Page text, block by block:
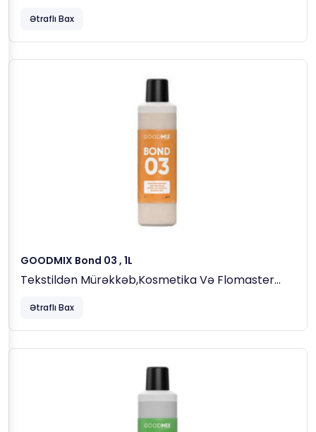
Ətraflı Bax
GOODMIX Bond 03 , 1L
Tekstildən Mürəkkəb,kosmetika Və Flomaster
Ətraflı Bax